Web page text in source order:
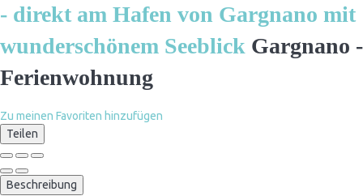
- direkt am Hafen von Gargnano mit
wunderschönem Seeblick Gargnano -
Ferienwohnung
Zu meinen Favoriten hinzufügen
Teilen
Beschreibung